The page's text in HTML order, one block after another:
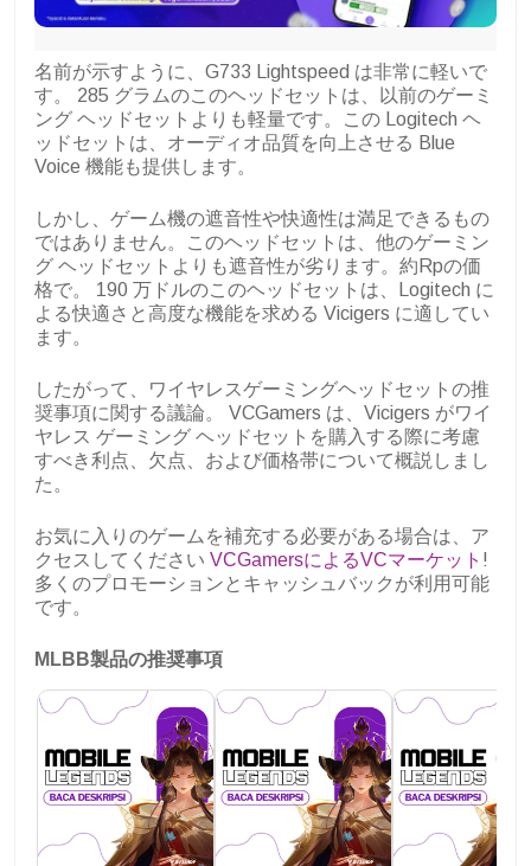
名前が示すように、G733 Lightspeed は非常に軽いで
す。 285 グラムのこのヘッドセットは、以前のゲーミ
ング ヘッドセットよりも軽量です。この Logitech ヘ
ッドセットは、オーディオ品質を向上させる Blue
Voice 機能も提供します。
しかし、ゲーム機の遮音性や快適性は満足できるもの
ではありません。このヘッドセットは、他のゲーミン
グ ヘッドセットよりも遮音性が劣ります。約Rpの価
格で。 190 万ドルのこのヘッドセットは、Logitech に
よる快適さと高度な機能を求める Vicigers に適してい
ます。
したがって、ワイヤレスゲーミングヘッドセットの推
奨事項に関する議論。 VCGamers は、Vicigers がワイ
ヤレス ゲーミング ヘッドセットを購入する際に考慮
すべき利点、欠点、および価格帯について概説しまし
た。
お気に入りのゲームを補充する必要がある場合は、ア
クセスしてください VCGamersによるVCマーケット !
多くのプロモーションとキャッシュバックが利用可能
です。
MLBB製品の推奨事項